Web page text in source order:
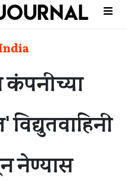
नेण्यास